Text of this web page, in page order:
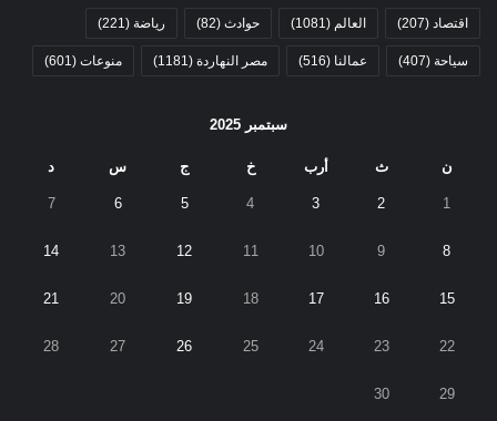
اقتصاد (207) العالم (1081) حوادث (82) رياضة (221)
سياحة (407) عمالنا (516) مصر النهاردة (1181) منوعات (601)
سبتمبر 2025
ن ث أرب خ ج س د
1
2
3
4
5
6
7
8
9
10
11
12
13
14
15
16
17
18
19
20
21
22
23
24
25
26
27
28
29
30